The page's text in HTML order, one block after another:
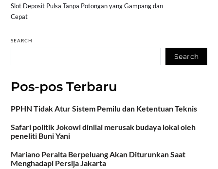
Slot Deposit Pulsa Tanpa Potongan yang Gampang dan
Cepat
SEARCH
Search
Pos-pos Terbaru
PPHN Tidak Atur Sistem Pemilu dan Ketentuan Teknis
Safari politik Jokowi dinilai merusak budaya lokal oleh
peneliti Buni Yani
Mariano Peralta Berpeluang Akan Diturunkan Saat
Menghadapi Persija Jakarta